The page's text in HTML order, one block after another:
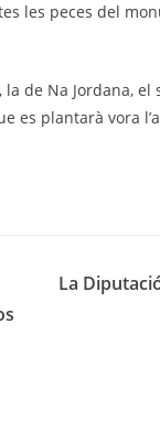
les peces del
la de Na Jordana,
plantarà vora
La